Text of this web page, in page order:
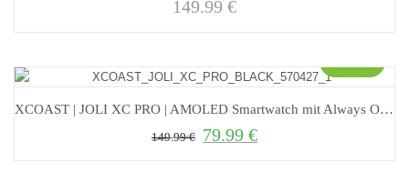
149.99 €
XCOAST | JOLI XC PRO | AMOLED Smartwatch mit Always On Display
149.99€ Ursprünglicher Preis war: 149.99 €
79.99 €Aktueller Preis ist: 79.99 €.